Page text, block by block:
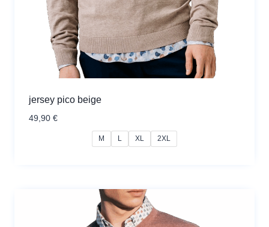
jersey pico beige
49,90 €
M L XL 2XL